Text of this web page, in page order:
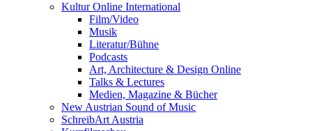
Kultur Online International
Film/Video
Musik
Literatur/Bühne
Podcasts
Art, Architecture & Design Online
Talks & Lectures
Medien, Magazine & Bücher
New Austrian Sound of Music
SchreibArt Austria